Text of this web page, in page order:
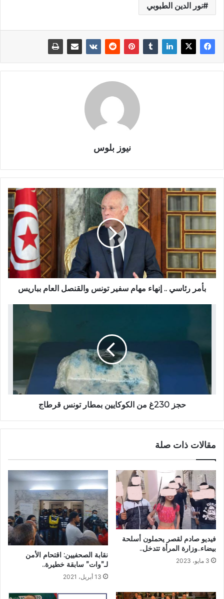
نور الدين الطبوبي
نيوز بلوس
بأمر رئاسي .. إنهاء مهام سفير تونس والقنصل العام بباريس
حجز 230غ من الكوكايين بمطار تونس قرطاج
مقالات ذات صلة
فيديو صادم لقصر يحملون أسلحة
بيضاء..وزارة المرأة تتدخل..
3 مايو، 2023
نقابة الصحفيين: اقتحام الأمن
لـ”وات” سابقة خطيرة..
13 أبريل، 2021